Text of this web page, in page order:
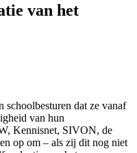
van het
dat ze vanaf
van hun
Kennisnet, SIVON, de
op om – als zij dit nog niet